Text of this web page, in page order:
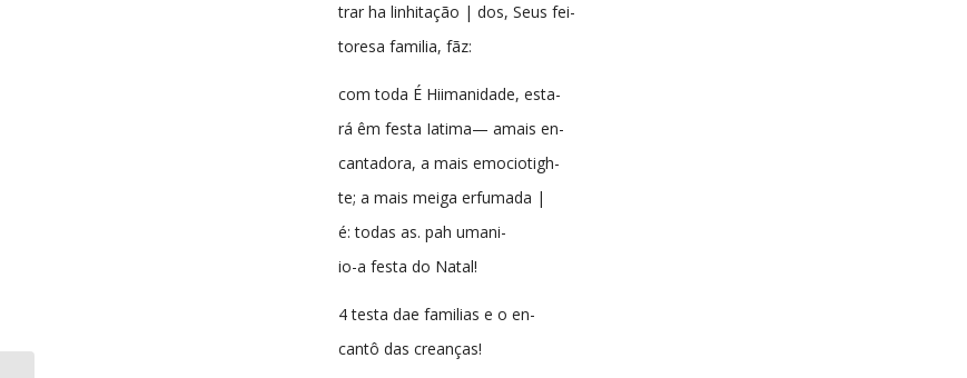
trar ha linhitação | dos, Seus fei-
toresa familia, fãz:
com toda É Hiimanidade, esta-
rá êm festa Iatima— amais en-
cantadora, a mais emociotigh-
te; a mais meiga erfumada |
é: todas as. pah umani-
io-a festa do Natal!
4 testa dae familias e o en-
cantô das creanças!